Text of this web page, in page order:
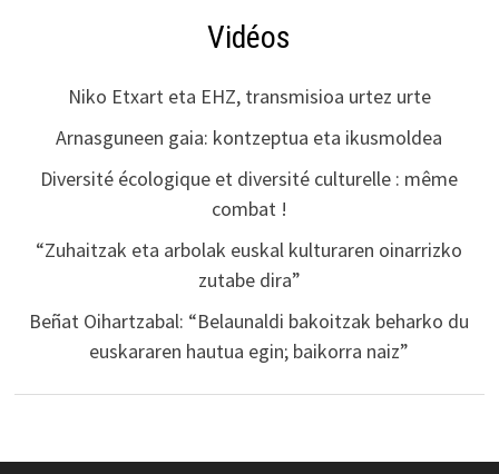
Vidéos
Niko Etxart eta EHZ, transmisioa urtez urte
Arnasguneen gaia: kontzeptua eta ikusmoldea
Diversité écologique et diversité culturelle : même
combat !
“Zuhaitzak eta arbolak euskal kulturaren oinarrizko
zutabe dira”
Beñat Oihartzabal: “Belaunaldi bakoitzak beharko du
euskararen hautua egin; baikorra naiz”